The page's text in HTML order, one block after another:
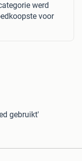
werd
voor
gebruikt'